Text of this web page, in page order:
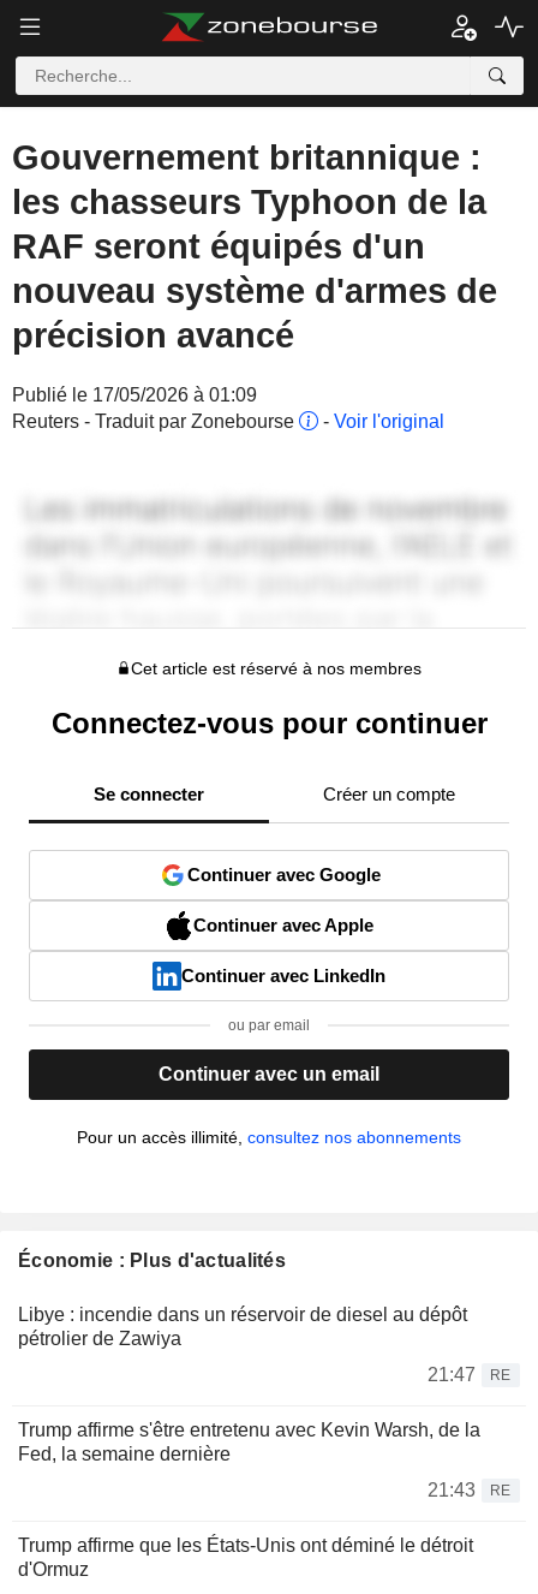
Gouvernement britannique :
les chasseurs Typhoon de la
RAF seront équipés d'un
nouveau système d'armes de
précision avancé
Publié le 17/05/2026 à 01:09
Reuters - Traduit par Zonebourse
- Voir l'original
Cet article est réservé à nos membres
Connectez-vous pour continuer
Se connecter Créer un compte
Continuer avec Google
Continuer avec Apple
Continuer avec LinkedIn
ou par email
Continuer avec un email
Pour un accès illimité, consultez nos abonnements
Économie : Plus d'actualités
Libye : incendie dans un réservoir de diesel au dépôt
pétrolier de Zawiya
21:47
RE
Trump affirme s'être entretenu avec Kevin Warsh, de la
Fed, la semaine dernière
21:43
RE
Trump affirme que les États-Unis ont déminé le détroit
d'Ormuz